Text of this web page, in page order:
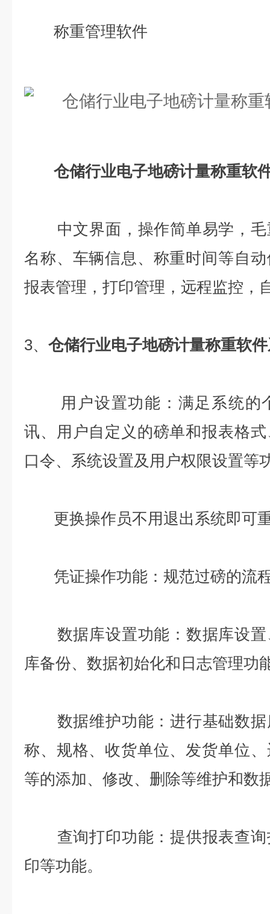
称重管理软件
仓储行业电子地磅计量称重软
中文界面，操作简单易学，毛
名称、车辆信息、称重时间等自
报表管理，打印管理，远程监控，
3、 仓储行业电子地磅计量称重软
用户设置功能：满足系统的
讯、用户自定义的磅单和报表格
口令、系统设置及用户权限设置等
更换操作员不用退出系统即可
凭证操作功能：规范过磅的流
数据库设置功能：数据库设置
库备份、数据初始化和日志管理功
数据维护功能：进行基础数据
称、规格、收货单位、发货单位
等的添加、修改、删除等维护和数
查询打印功能：提供报表查询
印等功能。